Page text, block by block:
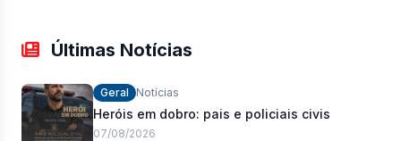
Últimas Notícias
Geral Notícias
Heróis em dobro: pais e policiais civis
07/08/2026